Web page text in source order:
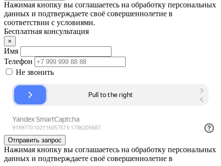
Нажимая кнопку вы соглашаетесь на обработку персональных
данных и подтверждаете своё совершеннолетие в
соответствии с условиями.
Бесплатная консультация
×
Имя
Телефон
Не звонить
Отправить запрос
Нажимая кнопку вы соглашаетесь на обработку персональных
данных и подтверждаете своё совершеннолетие в